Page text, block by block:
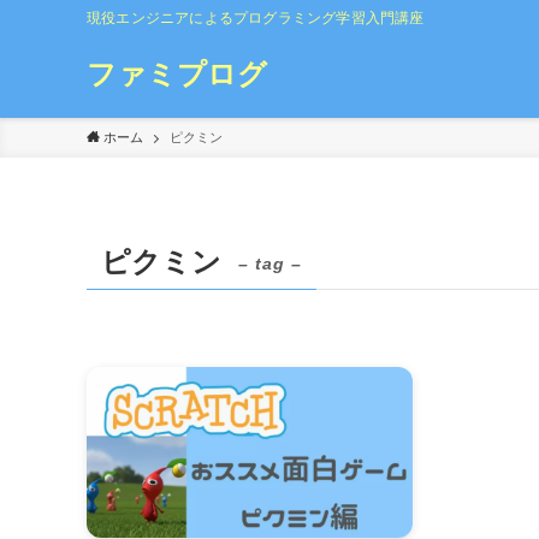
現役エンジニアによるプログラミング学習入門講座
ファミプログ
ホーム ピクミン
ピクミン – tag –